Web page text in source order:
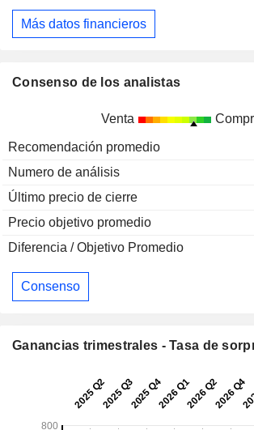
Más datos financieros
Consenso de los analistas
Venta
Recomendación promedio
Numero de análisis
Último precio de cierre
Precio objetivo promedio
Diferencia / Objetivo Promedio
Consenso
Ganancias trimestrales - Tasa de